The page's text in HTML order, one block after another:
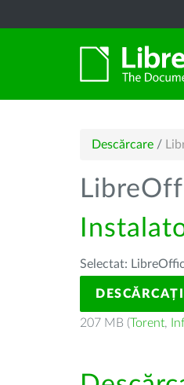
Descărcare /
Selectat:
207 MB (Torent,